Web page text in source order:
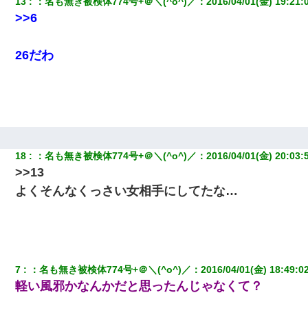
全く親しくないママ友Aから突然「飲み会しよう」と誘われたがお
断りした。後日Aの企みを知ってゾッとするやら腹立つやら！
ケーキバイキングにいた単独の50くらいのオッサン、強烈だっ
た。
【画像】女の子「お母さん！！私ようやくファッションモデルに
選ばれたの！絶対見に来てね！」→悲しい結果がこれ・・・
元旦那から復縁要請。息子「最新型のiPhoneも買えない貧乏は嫌
小学生の妹が20代の弟とチューしてるのに、見て見ぬふりの親を
>>6
26だわ
18 ：名も無き被検体774号+＠＼(^o^)／ ：2016/04/01(金)
>>13
よくそんなくっさい女相手にしてたな…
7 ：名も無き被検体774号+＠＼(^o^)／ ：2016/04/01(金)
軽い風邪かなんかだと思ったんじゃなくて？